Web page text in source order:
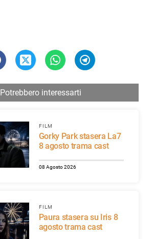
Potrebbero interessarti
FILM
Gorky Park stasera La7
8 agosto trama cast
08 Agosto 2026
FILM
Paura stasera su Iris 8
agosto trama cast